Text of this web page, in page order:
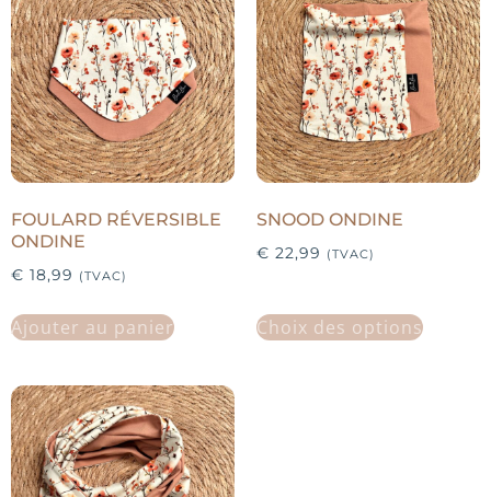
FOULARD RÉVERSIBLE
ONDINE
€ 18,99 (TVAC)
Ajouter au panier
SNOOD ONDINE
€ 22,99 (TVAC)
Choix des options